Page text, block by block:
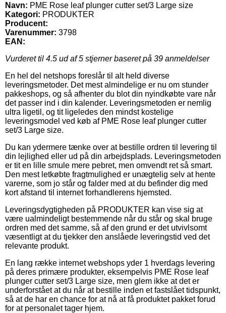
Navn: PME Rose leaf plunger cutter set/3 Large size
Kategori: PRODUKTER
Producent:
Varenummer: 3798
EAN:
Vurderet til 4.5 ud af 5 stjerner baseret på 39 anmeldelser
En hel del netshops foreslår til alt held diverse
leveringsmetoder. Det mest almindelige er nu om stunder
pakkeshops, og så afhenter du blot din nyindkøbte vare når
det passer ind i din kalender. Leveringsmetoden er nemlig
ultra ligetil, og tit ligeledes den mindst kostelige
leveringsmodel ved køb af PME Rose leaf plunger cutter
set/3 Large size.
Du kan ydermere tænke over at bestille ordren til levering til
din lejlighed eller ud på din arbejdsplads. Leveringsmetoden
er tit en lille smule mere pebret, men omvendt ret så smart.
Den mest letkøbte fragtmulighed er unægtelig selv at hente
varerne, som jo står og falder med at du befinder dig med
kort afstand til internet forhandlerens hjemsted.
Leveringsdygtigheden på PRODUKTER kan vise sig at
være ualmindeligt bestemmende når du står og skal bruge
ordren med det samme, så af den grund er det utvivlsomt
væsentligt at du tjekker den anslåede leveringstid ved det
relevante produkt.
En lang række internet webshops yder 1 hverdags levering
på deres primære produkter, eksempelvis PME Rose leaf
plunger cutter set/3 Large size, men glem ikke at det er
underforstået at du når at bestille inden et fastslået tidspunkt,
så at de har en chance for at nå at få produktet pakket forud
for at personalet tager hjem.